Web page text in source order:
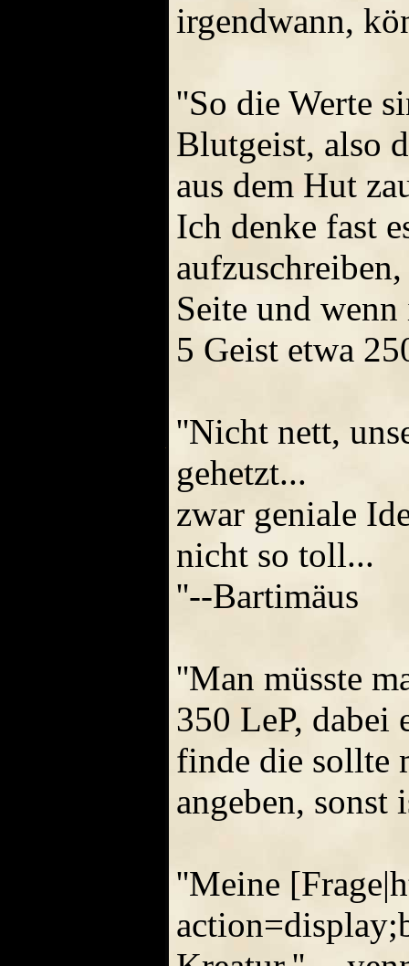
irgendwann,
''So die Werte
Blutgeist, also
aus dem Hut
Ich denke fast
Seite und
5 Geist etwa
''Nicht nett,
gehetzt...
zwar geniale
nicht so toll...
''--Bartimäus
''Man müsste
350 LeP, dabei
finde die sollte
angeben,
''Meine